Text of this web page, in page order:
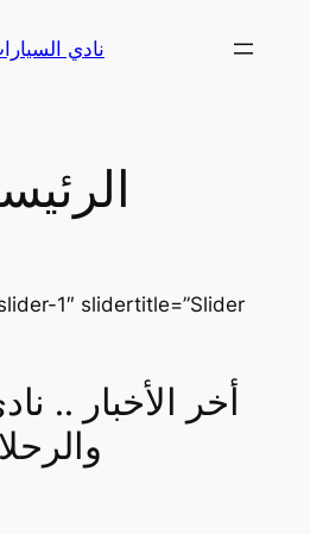
نادي
1″ slidertitle=”Slider
أخر الأخبار ..